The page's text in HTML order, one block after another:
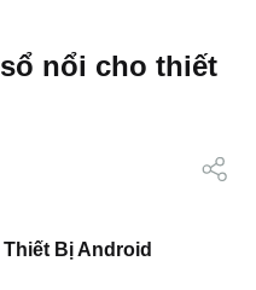
nổi cho thiết
Bị Android